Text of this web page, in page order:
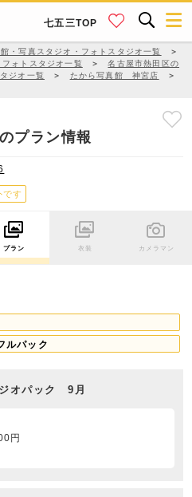
七五三TOP
・写真スタジオ・フォトスタジオ一覧
＞
ォトスタジオ一覧
＞
名古屋市熱田区の
ジオ一覧
＞ たから写真館 神宮店
＞
プラン情報
です
プラン 衣装 カメラマン
ルパック
オパック 9月
円